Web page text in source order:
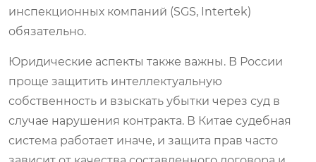
инспекционных компаний (SGS, Intertek)
обязательно.
Юридические аспекты также важны. В России
проще защитить интеллектуальную
собственность и взыскать убытки через суд в
случае нарушения контракта. В Китае судебная
система работает иначе, и защита прав часто